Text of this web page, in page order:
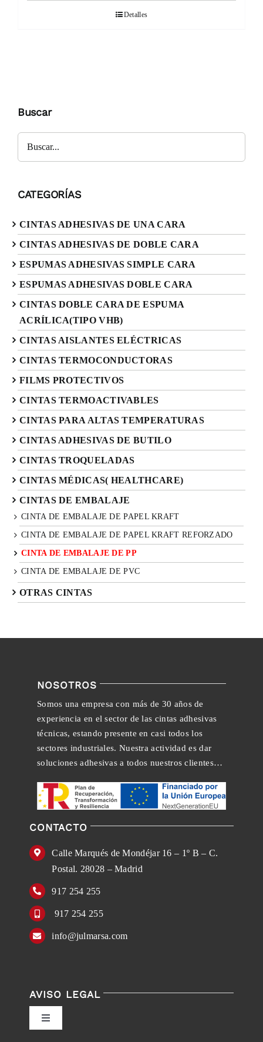
Detalles
Buscar
CATEGORÍAS
CINTAS ADHESIVAS DE UNA CARA
CINTAS ADHESIVAS DE DOBLE CARA
ESPUMAS ADHESIVAS SIMPLE CARA
ESPUMAS ADHESIVAS DOBLE CARA
CINTAS DOBLE CARA DE ESPUMA
ACRÍLICA(TIPO VHB)
CINTAS AISLANTES ELÉCTRICAS
CINTAS TERMOCONDUCTORAS
FILMS PROTECTIVOS
CINTAS TERMOACTIVABLES
CINTAS PARA ALTAS TEMPERATURAS
CINTAS ADHESIVAS DE BUTILO
CINTAS TROQUELADAS
CINTAS MÉDICAS( HEALTHCARE)
CINTAS DE EMBALAJE
CINTA DE EMBALAJE DE PAPEL KRAFT
CINTA DE EMBALAJE DE PAPEL KRAFT REFORZADO
CINTA DE EMBALAJE DE PP
CINTA DE EMBALAJE DE PVC
OTRAS CINTAS
NOSOTROS
Somos una empresa con más de 30 años de
experiencia en el sector de las cintas adhesivas
técnicas, estando presente en casi todos los
sectores industriales. Nuestra actividad es dar
soluciones adhesivas a todos nuestros clientes…
CONTACTO
Calle Marqués de Mondéjar 16 – 1º B – C.
Postal. 28028 – Madrid
917 254 255
917 254 255
info@julmarsa.com
AVISO LEGAL
Toggle
Navigation